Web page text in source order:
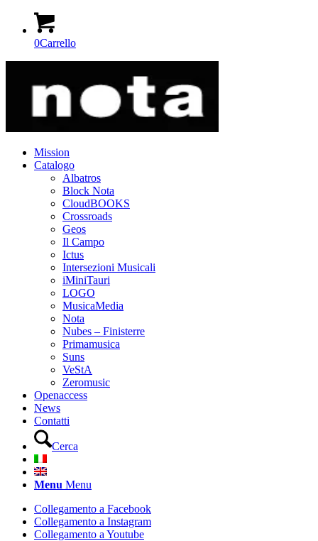
0Carrello
Mission
Catalogo
Albatros
Block Nota
CloudBOOKS
Crossroads
Geos
Il Campo
Ictus
Intersezioni Musicali
iMiniTauri
LOGO
MusicaMedia
Nota
Nubes – Finisterre
Primamusica
Suns
VeStA
Zeromusic
Openaccess
News
Contatti
Cerca
Menu Menu
Collegamento a Facebook
Collegamento a Instagram
Collegamento a Youtube